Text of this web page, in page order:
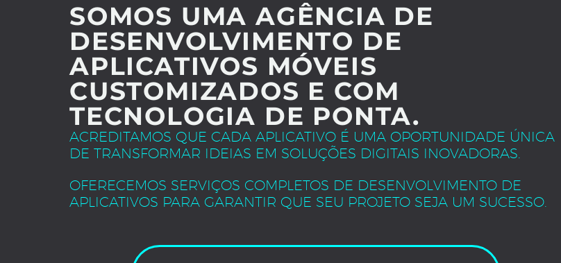
SOMOS UMA AGÊNCIA DE
DESENVOLVIMENTO DE
APLICATIVOS MÓVEIS
CUSTOMIZADOS E COM
TECNOLOGIA DE PONTA.
ACREDITAMOS QUE CADA APLICATIVO É UMA OPORTUNIDADE ÚNICA
DE TRANSFORMAR IDEIAS EM SOLUÇÕES DIGITAIS INOVADORAS.
OFERECEMOS SERVIÇOS COMPLETOS DE DESENVOLVIMENTO DE
APLICATIVOS PARA GARANTIR QUE SEU PROJETO SEJA UM SUCESSO.